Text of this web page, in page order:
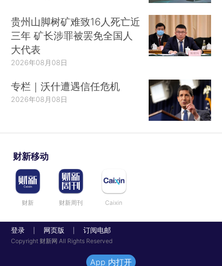
贵州山脚树矿难致16人死亡近
三年 矿长涉罪被罢免全国人
大代表
2026年08月08日
专栏｜沃什遭遇信任危机
2026年08月08日
财新移动
财新 财新周刊 Caixin
登录 网页版 订阅电邮
Copyright 财新网 All Rights Reserved
App 内打开